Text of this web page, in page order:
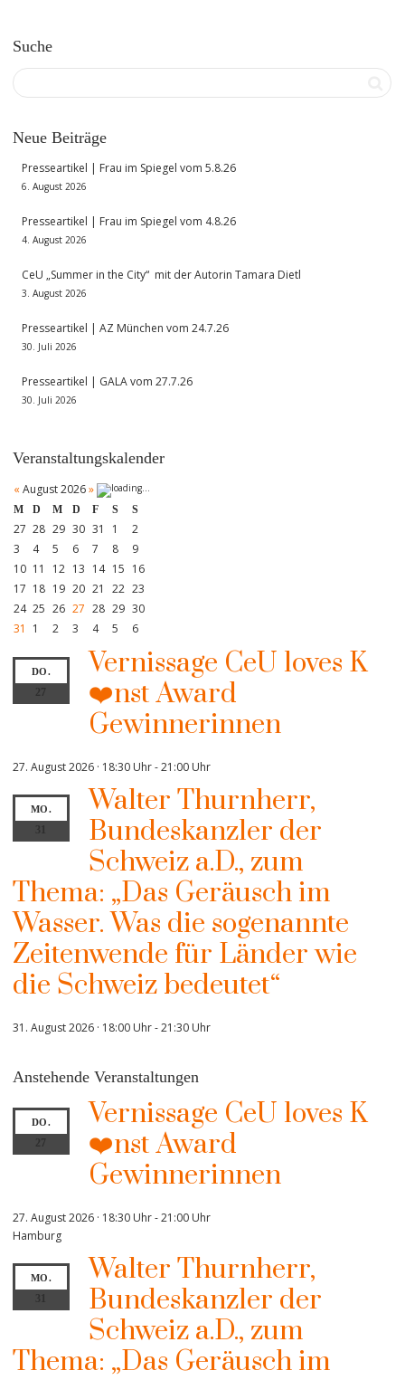
Suche
Neue Beiträge
Presseartikel | Frau im Spiegel vom 5.8.26
6. August 2026
Presseartikel | Frau im Spiegel vom 4.8.26
4. August 2026
CeU „Summer in the City“ mit der Autorin Tamara Dietl
3. August 2026
Presseartikel | AZ München vom 24.7.26
30. Juli 2026
Presseartikel | GALA vom 27.7.26
30. Juli 2026
Veranstaltungskalender
« August 2026»
M D M D F S S
27 28 29 30 31 1
2
3
4 5 6 7 8
9
10 11 12 13 14 15 16
17 18 19 20 21 22 23
24 25 26 27 28 29 30
31
1 2 3 4 5 6
DO.
27
Vernissage CeU loves K
❤️nst Award
Gewinnerinnen
27. August 2026 · 18:30 Uhr-21:00 Uhr
MO.
Walter Thurnherr,
Bundeskanzler der
Schweiz a.D., zum
Thema: „Das Geräusch im
Wasser. Was die sogenannte
Zeitenwende für Länder wie
die Schweiz bedeutet“
31. August 2026 · 18:00 Uhr-21:30 Uhr
Anstehende Veranstaltungen
DO.
27
Vernissage CeU loves K
❤️nst Award
Gewinnerinnen
27. August 2026 · 18:30 Uhr-21:00 Uhr
Hamburg
MO.
Walter Thurnherr,
Bundeskanzler der
Schweiz a.D., zum
Thema: „Das Geräusch im